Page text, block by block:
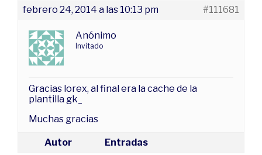
febrero 24, 2014 a las 10:13 pm #111681
Anónimo
Invitado
Gracias lorex, al final era la cache de la
plantilla gk_
Muchas gracias
Autor Entradas